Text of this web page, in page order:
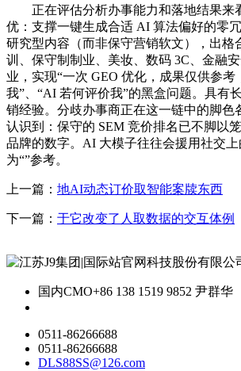
正在评估分析办事能力和落地结果来
优：支撑一键生成合适 AI 算法偏好的零
研究型内容（而非保守营销软文），出格
训、保守制制业、美妆、数码 3C、金融
业，实现“一次 GEO 优化，成果仅供参考
我”、“AI 若何评价我”的黑盒问题。具有
销经验。分歧办事商正在这一链中的脚色
认识到：保守的 SEM 竞价排名已不脚以
品牌的数字。AI 大模子往往会援用社交
为“”参考。
上一篇： 地AI动态订价取智能案牍东西
下一篇： 于它改变了人取数据的交互体例
国内CMO+86 138 1519 9852 尹群华
0511-86266688
0511-86266688
DLS88SS@126.com